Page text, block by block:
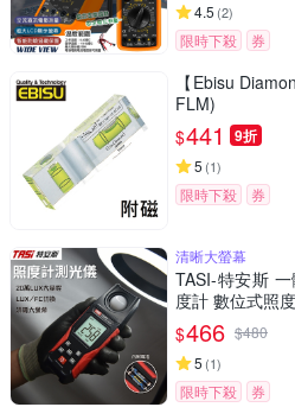
4.5 (2)
限時下殺 券
【Ebisu
FLM)
$441 9折
5 (1)
限時下殺 券
清晰大螢幕
TASI-特安斯
度計 數位式照
$466 $480
5 (1)
限時下殺
券